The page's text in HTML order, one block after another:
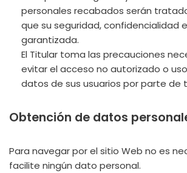
personales recabados serán
que su seguridad, confidencialidad
garantizada.
El Titular toma las precauciones
evitar el acceso no autorizado o
datos de sus usuarios por parte de
Obtención de datos
Para navegar por el sitio Web no es
facilite ningún dato personal.